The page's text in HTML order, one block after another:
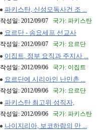
파키스탄, 신성모독사건 조 ...
작성일: 2012/09/07 국가: 파키스탄
요르단 - 송요세프 선교사
작성일: 2012/09/07 국가: 요르단
이집트, 정부 요직과 주지사 ...
작성일: 2012/09/06 국가: 이집트
요르단에 시리아인 난민촌 ...
작성일: 2012/09/06 국가: 요르단
파키스탄 최고위 성직자,
작성일: 2012/09/06 국가: 파키스탄
나이지리아, 보코하람의 만 ...